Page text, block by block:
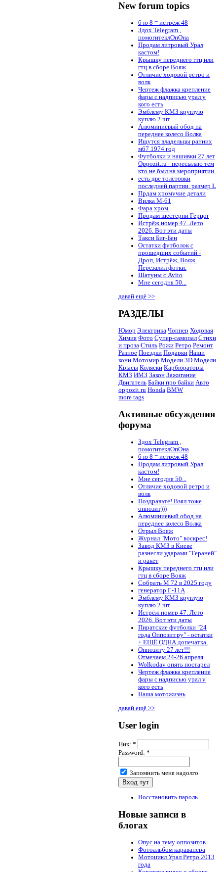
New forum topics
6 ю 8 = истрёж 48
Здох Telegram ,
помогитеклОпОна
Продам литровый Урал
кастом!
Крышку переднего гтц или
гтц в сборе Вояж
Отличие ходовой ретро и
волк
Чертеж флажка крепление
фары с надписью урал у
кого есть
Эмблему КМЗ круглую
куплю 2 шт
Алюминиевый обод на
переднее колесо Волка
Ищутся владельцы ранних
м67 1974 год
Футболки и нашивки 27 лет
Oppozit.ru - пересылаю тем
кто не был на мероприятии.
есть две толстовки
последней партии. размер L
Прдам хромучие детали
Вилка М-61
Фара хром.
Продам шестерни Герцог
Истрёж номер 47. Лето
2026. Вот эти даты
Такси Биг-Бен
Остатки футболок с
прошедших событий -
Дроп, Истрёж, Вояж.
Перезалил фотки.
Шатуны с Avito
Мне сегодня 50...
давай ещё >>
РАЗДЕЛЫ
Юмор Электрика Чоппер Ходовая
Химия Фото Супер-самопал Стихи
и проза Стиль Рожи Ретро Ремонт
Разное Поездки Подарки Наши
кони Мотомир Модели 3D Модели
Крысы Коляски Карбюраторы
КМЗ ИМЗ Закон Зажигание
Двигатель Байки про байки Авто
oppozit.ru Honda BMW
more tags
Активные обсуждения
форума
Здох Telegram ,
помогитеклОпОна
6 ю 8 = истрёж 48
Продам литровый Урал
кастом!
Мне сегодня 50...
Отличие ходовой ретро и
волк
Поздравьте! Взял тоже
оппозит)))
Алюминиевый обод на
переднее колесо Волка
Отрыл Вояж
Журнал "Мото" воскрес!
Завод КМЗ в Киеве
разнесли ударами "Гераней"
и ракет
Крышку переднего гтц или
гтц в сборе Вояж
Собрать М 72 в 2025 году
генератор Г-11А
Эмблему КМЗ круглую
куплю 2 шт
Истрёж номер 47. Лето
2026. Вот эти даты
Пиратские футболки "24
года Оппозит.ру" - остатки
+ ЕЩЁ ОДНА допечатка.
Оппозиту 27 лет!!!
Отмечаем 24-26 апреля
Wolkodav опять постарел
Чертеж флажка крепление
фары с надписью урал у
кого есть
Наша мотожизнь
давай ещё >>
User login
Ник: *
Password: *
Запомнить меня надолго
Восстановить пароль
Новые записи в
блогах
Опус на тему оппозитов
Фотоальбом караванера
Мотоцикл Урал Ретро 2013
года